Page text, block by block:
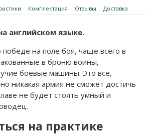
Комплектация Отзывы Доставка
английском языке.
на поле боя, чаще всего в
в броню воины,
боевые машины. Это всё,
никакая армия не сможет достичь
не будет стоять умный и
на практике